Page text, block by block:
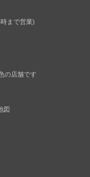
まで営業)
の店舗です
図